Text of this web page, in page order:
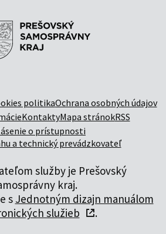
politikaOchrana osobných údajov
KontaktyMapa stránokRSS
o prístupnosti
a technický prevádzkovateľ
služby je Prešovský
kraj.
s Jednotným dizajn manuálom
služieb
.